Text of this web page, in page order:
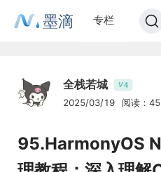
墨滴 专栏
全栈若城 V4
2025/03/19 阅读：
95.HarmonyOS